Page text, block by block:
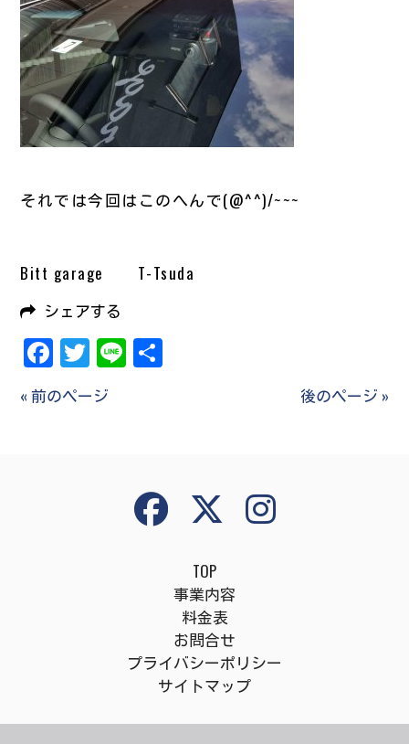
それでは今回はこのへんで(@^^)/~~~
Bitt garage T-Tsuda
シェアする
Facebook
Twitter
Line
« 前のページ 後のページ »
TOP
事業内容
料金表
お問合せ
プライバシーポリシー
サイトマップ